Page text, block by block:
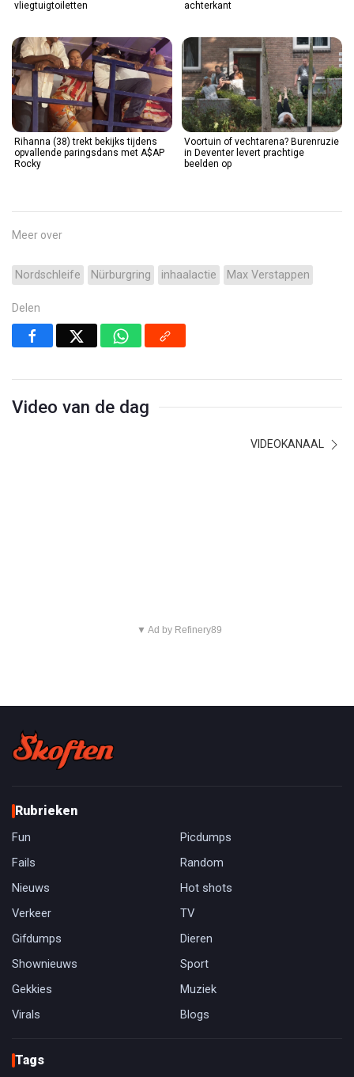
vliegtuigtoiletten achterkant
Rihanna (38) trekt bekijks tijdens
opvallende paringsdans met A$AP
Rocky
Voortuin of vechtarena? Burenruzie
in Deventer levert prachtige
beelden op
Meer over
Nordschleife Nürburgring inhaalactie Max Verstappen
Delen
Video van de dag
VIDEOKANAAL
▼ Ad by Refinery89
Rubrieken
Fun
Picdumps
Fails
Random
Nieuws
Hot shots
Verkeer
TV
Gifdumps
Dieren
Shownieuws
Sport
Gekkies
Muziek
Virals
Blogs
Tags